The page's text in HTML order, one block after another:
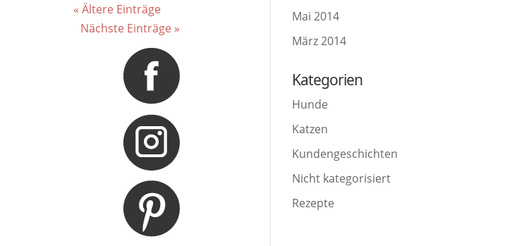
« Ältere Einträge
Nächste Einträge »
Mai 2014
März 2014
Kategorien
Hunde
Katzen
Kundengeschichten
Nicht kategorisiert
Rezepte